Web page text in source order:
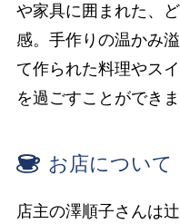
や家具に囲まれた、
感。手作りの温かみ
て作られた料理やス
を過ごすことができま
お店について
店主の澤順子さんは